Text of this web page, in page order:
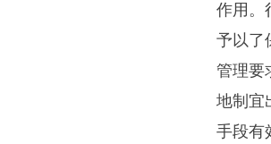
作用。
予以了
管理要
地制宜
手段有